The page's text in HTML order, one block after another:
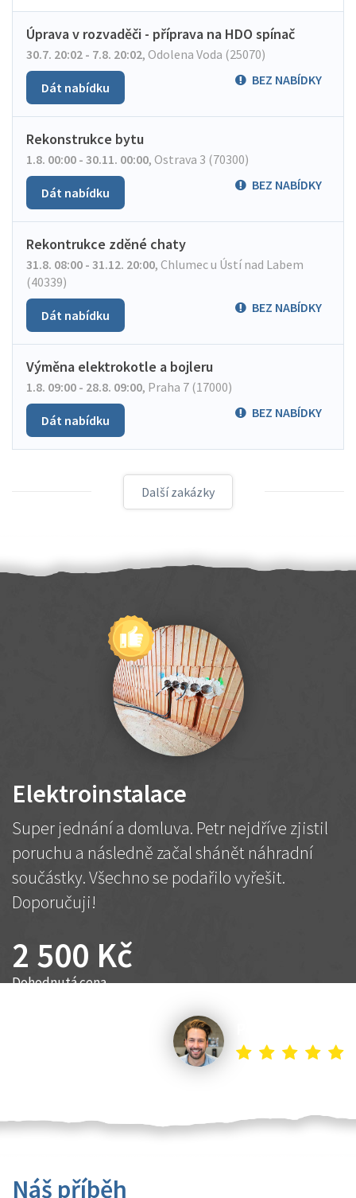
Úprava v rozvaděči - příprava na HDO spínač
30.7. 20:02 - 7.8. 20:02, Odolena Voda (25070)
BEZ NABÍDKY
Dát nabídku
Rekonstrukce bytu
1.8. 00:00 - 30.11. 00:00, Ostrava 3 (70300)
BEZ NABÍDKY
Dát nabídku
Rekontrukce zděné chaty
31.8. 08:00 - 31.12. 20:00, Chlumec u Ústí nad Labem
(40339)
BEZ NABÍDKY
Dát nabídku
Výměna elektrokotle a bojleru
1.8. 09:00 - 28.8. 09:00, Praha 7 (17000)
BEZ NABÍDKY
Dát nabídku
Další zakázky
Elektroinstalace
Super jednání a domluva. Petr nejdříve zjistil
poruchu a následně začal shánět náhradní
součástky. Všechno se podařilo vyřešit.
Doporučuji!
2 500 Kč
Dohodnutá cena
Náš příběh